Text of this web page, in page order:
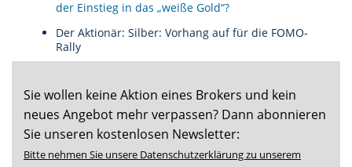
der Einstieg in das „weiße Gold“?
Der Aktionär: Silber: Vorhang auf für die FOMO-
Rally
Sie wollen keine Aktion eines Brokers und kein
neues Angebot mehr verpassen? Dann abonnieren
Sie unseren kostenlosen Newsletter:
Bitte nehmen Sie unsere Datenschutzerklärung zu unserem